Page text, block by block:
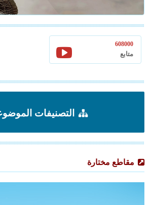
608000
متابع
التصنيفات
مقاطع مختارة